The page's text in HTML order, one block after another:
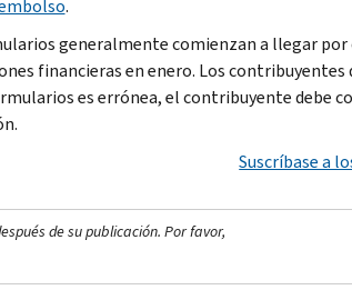
.
generalmente comienzan a llegar
financieras en enero. Los
es errónea, el contribuyente debe
Suscríbase a
de su publicación. Por favor,